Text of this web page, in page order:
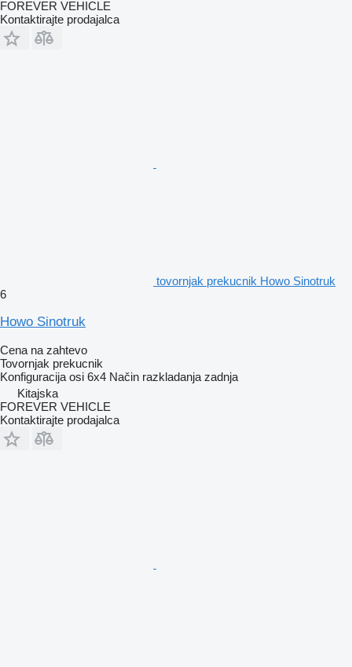
FOREVER VEHICLE
Kontaktirajte prodajalca
tovornjak prekucnik Howo Sinotruk
6
Howo Sinotruk
Cena na zahtevo
Tovornjak prekucnik
Konfiguracija osi 6x4 Način razkladanja zadnja
Kitajska
FOREVER VEHICLE
Kontaktirajte prodajalca